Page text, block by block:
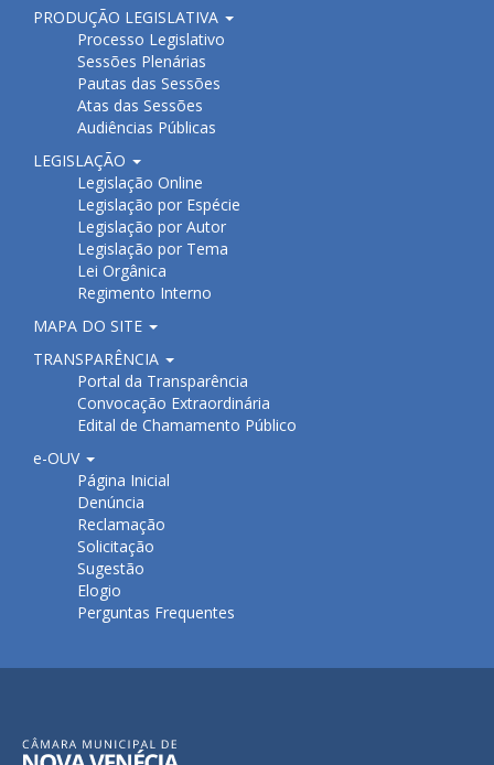
PRODUÇÃO LEGISLATIVA
Processo Legislativo
Sessões Plenárias
Pautas das Sessões
Atas das Sessões
Audiências Públicas
LEGISLAÇÃO
Legislação Online
Legislação por Espécie
Legislação por Autor
Legislação por Tema
Lei Orgânica
Regimento Interno
MAPA DO SITE
TRANSPARÊNCIA
Portal da Transparência
Convocação Extraordinária
Edital de Chamamento Público
e-OUV
Página Inicial
Denúncia
Reclamação
Solicitação
Sugestão
Elogio
Perguntas Frequentes